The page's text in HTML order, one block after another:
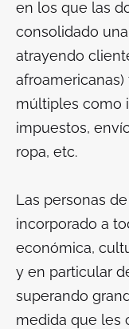
en los que las
consolidado
atrayendo
afroamericanas)
múltiples como
impuestos,
ropa, etc.
Las personas
incorporado a
económica,
y en particular
superando
medida que les